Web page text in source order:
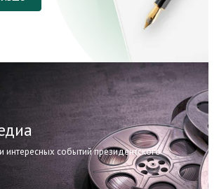
интересных событий президентского